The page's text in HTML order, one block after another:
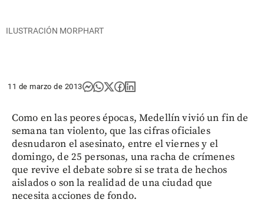
ILUSTRACIÓN MORPHART
11 de marzo de 2013
Como en las peores épocas, Medellín vivió un fin de
semana tan violento, que las cifras oficiales
desnudaron el asesinato, entre el viernes y el
domingo, de 25 personas, una racha de crímenes
que revive el debate sobre si se trata de hechos
aislados o son la realidad de una ciudad que
necesita acciones de fondo.